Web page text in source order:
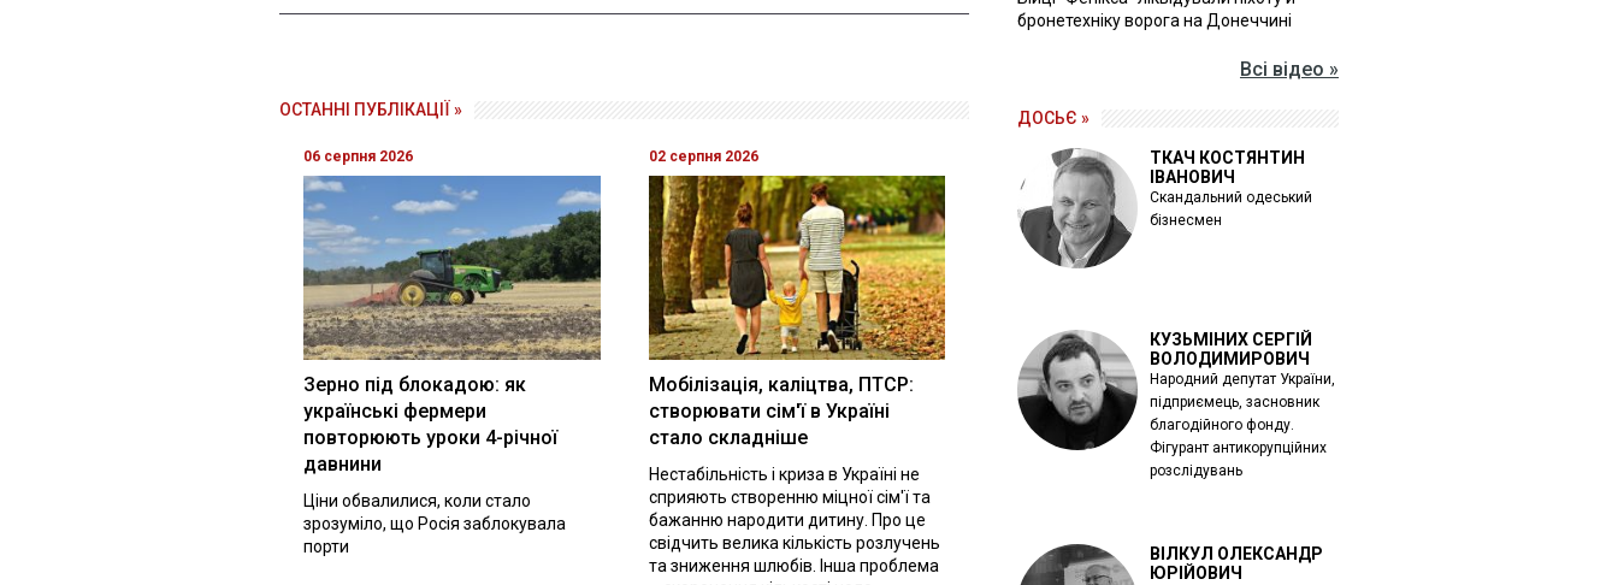
ОСТАННІ ПУБЛІКАЦІЇ »
06 серпня 2026
Зерно під блокадою: як
українські фермери
повторюють уроки 4-річної
давнини
Ціни обвалилися, коли стало
зрозуміло, що Росія заблокувала
порти
02 серпня 2026
Мобілізація, каліцтва, ПТСР:
створювати сім'ї в Україні
стало складніше
Нестабільність і криза в Україні не
сприяють створенню міцної сім'ї та
бажанню народити дитину. Про це
свідчить велика кількість розлучень
та зниження шлюбів. Інша проблема
бронетехніку ворога на Донеччині
Всі відео »
ДОСЬЄ »
ТКАЧ КОСТЯНТИН
ІВАНОВИЧ
Скандальний одеський
бізнесмен
КУЗЬМІНИХ СЕРГІЙ
ВОЛОДИМИРОВИЧ
Народний депутат України,
підприємець, засновник
благодійного фонду.
Фігурант антикорупційних
розслідувань
ВІЛКУЛ ОЛЕКСАНДР
ЮРІЙОВИЧ